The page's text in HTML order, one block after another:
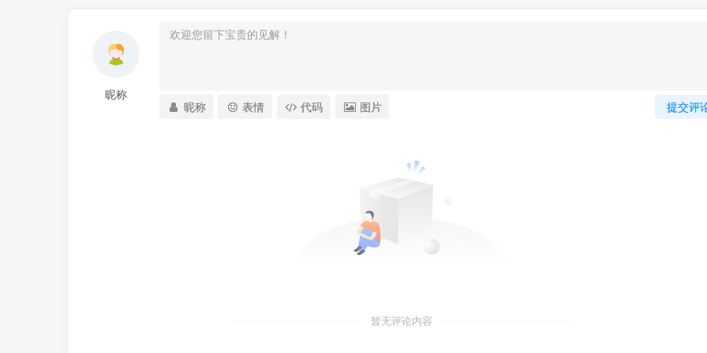
昵称
提交评
昵称 表情 代码 图片
暂无评论内容